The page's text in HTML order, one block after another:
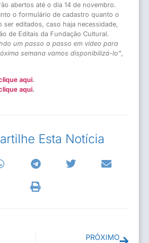
abertos até o dia 14 de novembro.
o formulário de cadastro quanto o
ser editados, caso haja necessidade,
de Editais da Fundação Cultural.
um passo a passo em vídeo para
semana vamos disponibilizá-lo”,
aqui.
aqui.
Esta Notícia
PRÓXIMO